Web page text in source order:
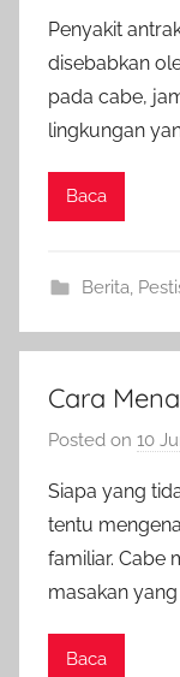
Penyakit
disebabkan
pada cabe,
lingkungan
Baca
Berita
Cara
Posted on 10
Siapa yang
tentu
familiar. Cabe
masakan yang
Baca